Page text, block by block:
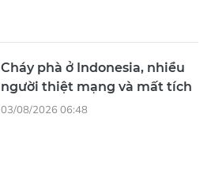
Cháy phà ở Indonesia, nhiều
người thiệt mạng và mất tích
03/08/2026 06:48